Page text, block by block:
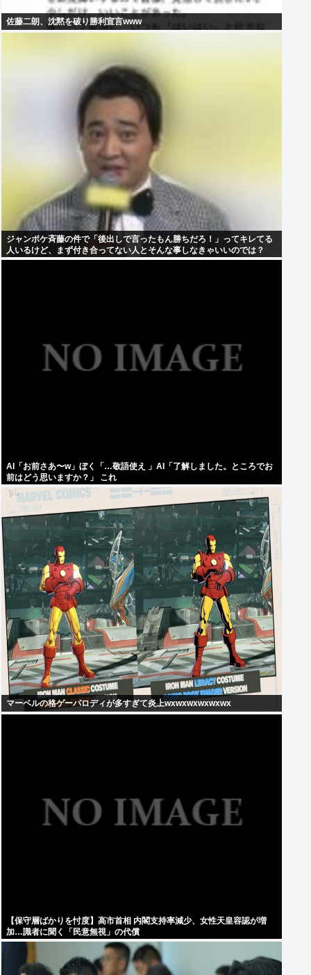
佐藤二朗、沈黙を破り勝利宣言www
ジャンポケ斉藤の件で「後出しで言ったもん勝ちだろ！」ってキレてる
人いるけど、まず付き合ってない人とそんな事しなきゃいいのでは？
AI「お前さあ〜w」ぼく「…敬語使え 」AI「了解しました。ところでお
前はどう思いますか？」 これ
マーベルの格ゲーパロディが多すぎて炎上wxwxwxwxwxwx
【保守層ばかりを忖度】高市首相 内閣支持率減少、女性天皇容認が増
加…識者に聞く「民意無視」の代償